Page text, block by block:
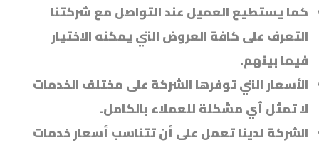
كما يستطيع العميل عند التواصل مع شركتنا
التعرف على كافة العروض التي يمكنه الاختيار
فيما بينهم.
الأسعار التي توفرها الشركة على مختلف الخدمات
لا تمثل أي مشكلة للعملاء بالكامل.
الشركة لدينا تعمل على أن تتناسب أسعار خدمات